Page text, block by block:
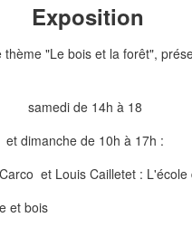
Exposition
"Le bois et la forêt",
samedi de 14h à 18
et dimanche de 10h à 17h :
et Louis Cailletet : L'école
et bois